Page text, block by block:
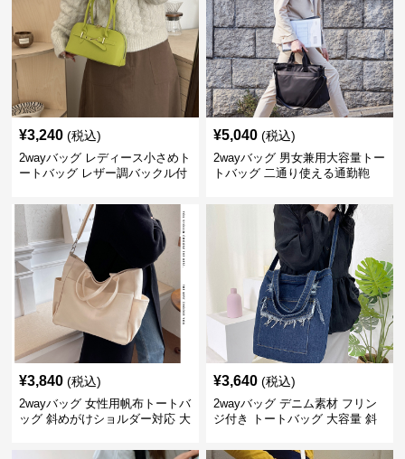
¥3,240 (税込)
2wayバッグ レディース小さめト
ートバッグ レザー調バックル付
¥5,040 (税込)
2wayバッグ 男女兼用大容量トー
トバッグ 二通り使える通勤鞄
¥3,840 (税込)
2wayバッグ 女性用帆布トートバ
ッグ 斜めがけショルダー対応 大
¥3,640 (税込)
2wayバッグ デニム素材 フリン
ジ付き トートバッグ 大容量 斜